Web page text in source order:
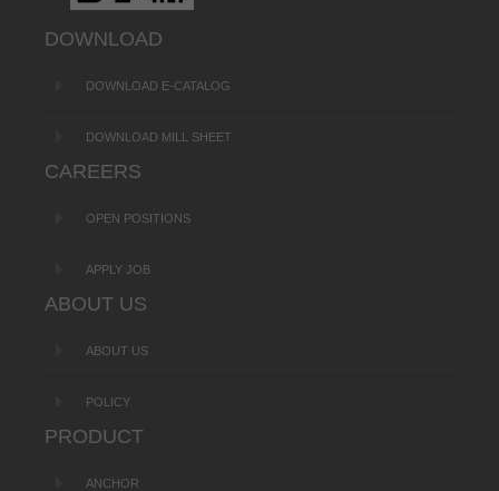
DOWNLOAD
DOWNLOAD E-CATALOG
DOWNLOAD MILL SHEET
CAREERS
OPEN POSITIONS
APPLY JOB
ABOUT US
ABOUT US
POLICY
PRODUCT
ANCHOR